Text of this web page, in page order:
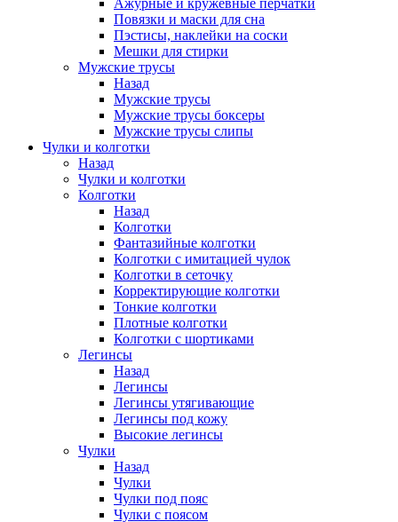
Ажурные и кружевные перчатки
Повязки и маски для сна
Пэстисы, наклейки на соски
Мешки для стирки
Мужские трусы
Назад
Мужские трусы
Мужские трусы боксеры
Мужские трусы слипы
Чулки и колготки
Назад
Чулки и колготки
Колготки
Назад
Колготки
Фантазийные колготки
Колготки с имитацией чулок
Колготки в сеточку
Корректирующие колготки
Тонкие колготки
Плотные колготки
Колготки с шортиками
Легинсы
Назад
Легинсы
Легинсы утягивающие
Легинсы под кожу
Высокие легинсы
Чулки
Назад
Чулки
Чулки под пояс
Чулки с поясом